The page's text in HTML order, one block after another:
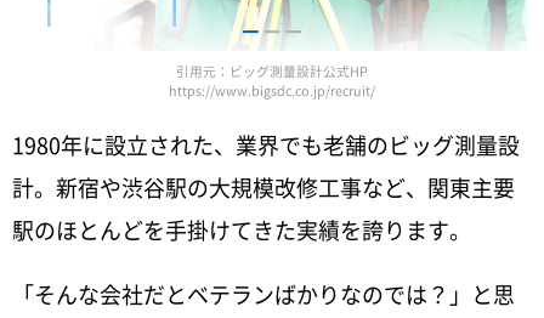
引用元：ビッグ測量設計公式HP
https://www.bigsdc.co.jp/recruit/
1980年に設立された、業界でも老舗のビッグ測量設
計。新宿や渋谷駅の大規模改修工事など、関東主要
駅のほとんどを手掛けてきた実績を誇ります。
「そんな会社だとベテランばかりなのでは？」と思